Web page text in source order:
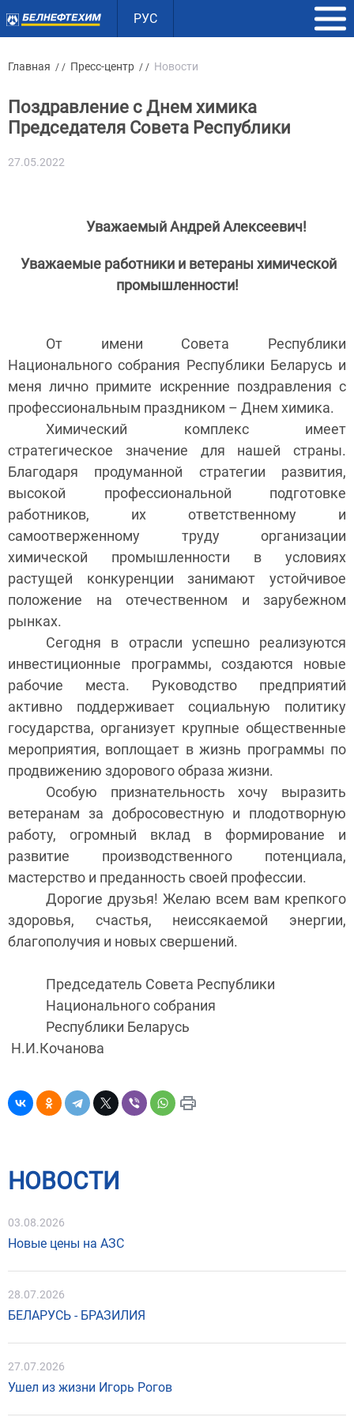
РУС
Главная / / Пресс-центр / / Новости
Поздравление с Днем химика
Председателя Совета Республики
27.05.2022
Уважаемый Андрей Алексеевич!
Уважаемые работники и ветераны химической
промышленности!
От имени Совета Республики
Национального собрания Республики Беларусь и
меня лично примите искренние поздравления с
профессиональным праздником – Днем химика.
Химический комплекс имеет
стратегическое значение для нашей страны.
Благодаря продуманной стратегии развития,
высокой профессиональной подготовке
работников, их ответственному и
самоотверженному труду организации
химической промышленности в условиях
растущей конкуренции занимают устойчивое
положение на отечественном и зарубежном
рынках.
Сегодня в отрасли успешно реализуются
инвестиционные программы, создаются новые
рабочие места. Руководство предприятий
активно поддерживает социальную политику
государства, организует крупные общественные
мероприятия, воплощает в жизнь программы по
продвижению здорового образа жизни.
Особую признательность хочу выразить
ветеранам за добросовестную и плодотворную
работу, огромный вклад в формирование и
развитие производственного потенциала,
мастерство и преданность своей профессии.
Дорогие друзья! Желаю всем вам крепкого
здоровья, счастья, неиссякаемой энергии,
благополучия и новых свершений.
Председатель Совета Республики
Национального собрания
Республики Беларусь
Н.И.Кочанова
НОВОСТИ
03.08.2026
Новые цены на АЗС
28.07.2026
БЕЛАРУСЬ - БРАЗИЛИЯ
27.07.2026
Ушел из жизни Игорь Рогов